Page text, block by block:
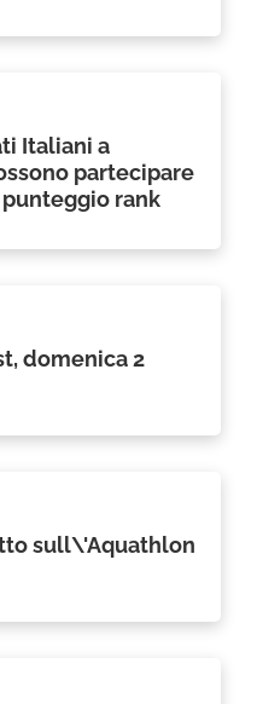
Italiani a
partecipare
rank
domenica 2
sull\'Aquathlon